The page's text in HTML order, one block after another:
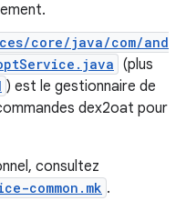
core/java/com/and
(plus
) est le gestionnaire de
dex2oat pour
consultez
common.mk .